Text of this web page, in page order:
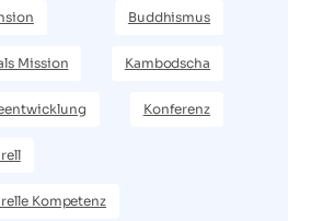
Buddhismus
Mission Kambodscha
Konferenz
Kompetenz